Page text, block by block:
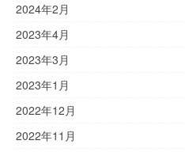
2024年2月
2023年4月
2023年3月
2023年1月
2022年12月
2022年11月